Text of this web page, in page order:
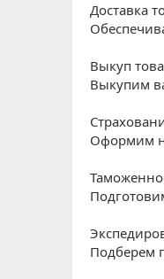
Доставка
Выкуп
Выкупим
Оформим
Подберем